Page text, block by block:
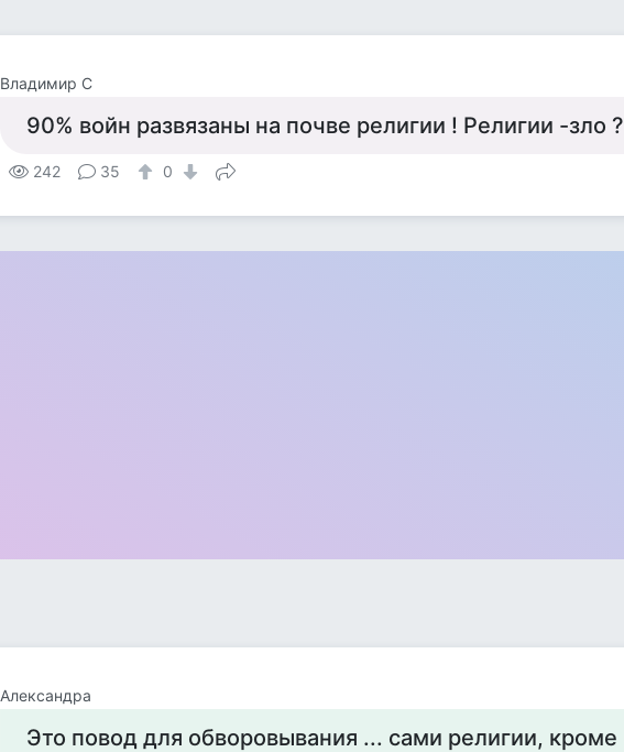
Владимир С
90% войн развязаны на почве религии ! Религии -зло ?
242 35 0
Александра
Это повод для обворовывания ... сами религии, кроме